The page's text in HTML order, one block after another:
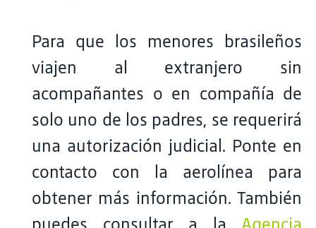
Para que los menores brasileños
viajen al extranjero sin
acompañantes o en compañía de
solo uno de los padres, se requerirá
una autorización judicial. Ponte en
contacto con la aerolínea para
obtener más información. También